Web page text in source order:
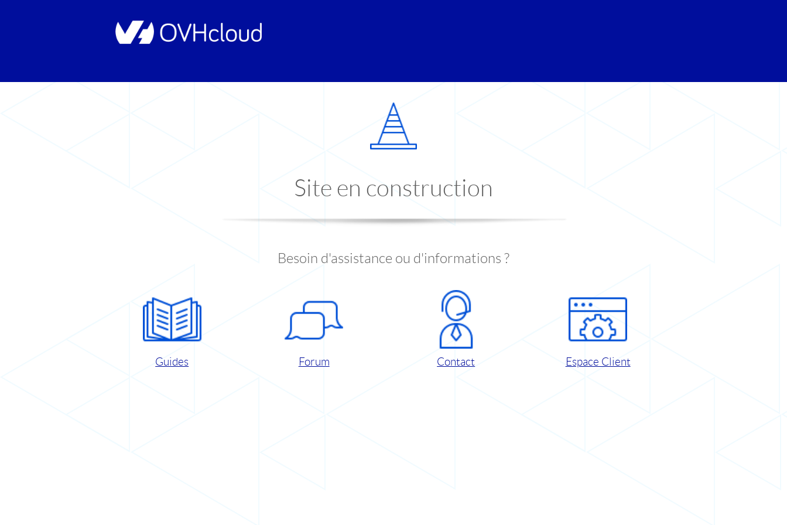
Site en construction
Besoin d'assistance ou d'informations ?
Guides Forum Contact Espace Client